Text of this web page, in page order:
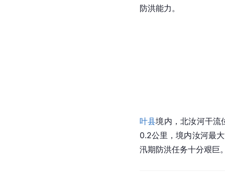
防洪能力。
叶县境内，北汝河干流
0.2公里，境内汝河最
汛期防洪任务十分艰巨